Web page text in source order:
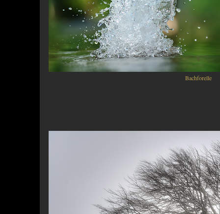
Bachforelle